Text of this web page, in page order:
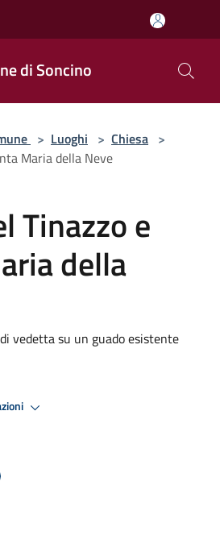
di Soncino
> Luoghi > Chiesa >
Maria della Neve
Tinazzo e
della
vedetta su un guado esistente